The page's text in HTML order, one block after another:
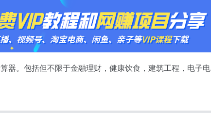
器。包括但不限于金融理财，健康饮食，建筑工程，电子电